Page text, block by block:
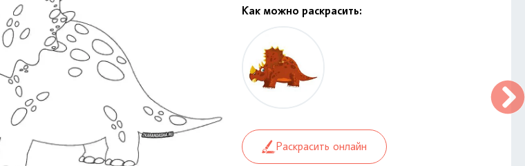
Как можно раскрасить:
Раскрасить онлайн